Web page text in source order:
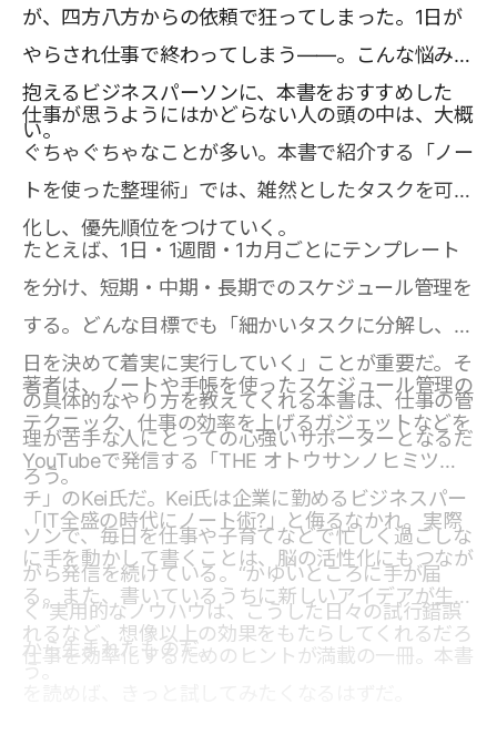
が、四方八方からの依頼で狂ってしまった。1日が
やらされ仕事で終わってしまう――。こんな悩みを
抱えるビジネスパーソンに、本書をおすすめした
い。
仕事が思うようにはかどらない人の頭の中は、大概
ぐちゃぐちゃなことが多い。本書で紹介する「ノー
トを使った整理術」では、雑然としたタスクを可視
化し、優先順位をつけていく。
たとえば、1日・1週間・1カ月ごとにテンプレート
を分け、短期・中期・長期でのスケジュール管理を
する。どんな目標でも「細かいタスクに分解し、期
日を決めて着実に実行していく」ことが重要だ。そ
の具体的なやり方を教えてくれる本書は、仕事の管
理が苦手な人にとっての心強いサポーターとなるだ
ろう。
著者は、ノートや手帳を使ったスケジュール管理の
テクニック、仕事の効率を上げるガジェットなどを
YouTubeで発信する「THE オトウサンノヒミツキ
チ」のKei氏だ。Kei氏は企業に勤めるビジネスパー
ソンで、毎日を仕事や子育てなどで忙しく過ごしな
がら発信を続けている。“かゆいところに手が届
く”実用的なノウハウは、こうした日々の試行錯誤
から生まれたものだ。
「IT全盛の時代にノート術?」と侮るなかれ。実際
に手を動かして書くことは、脳の活性化にもつなが
る。また、書いているうちに新しいアイデアが生ま
れるなど、想像以上の効果をもたらしてくれるだろ
う。
仕事を効率化するためのヒントが満載の一冊。本書